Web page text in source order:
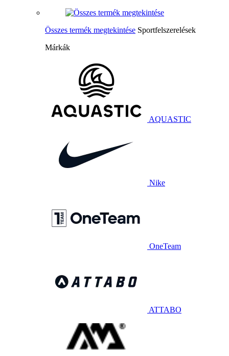
Összes termék megtekintése Sportfelszerelések
Márkák
AQUASTIC
Nike
OneTeam
ATTABO